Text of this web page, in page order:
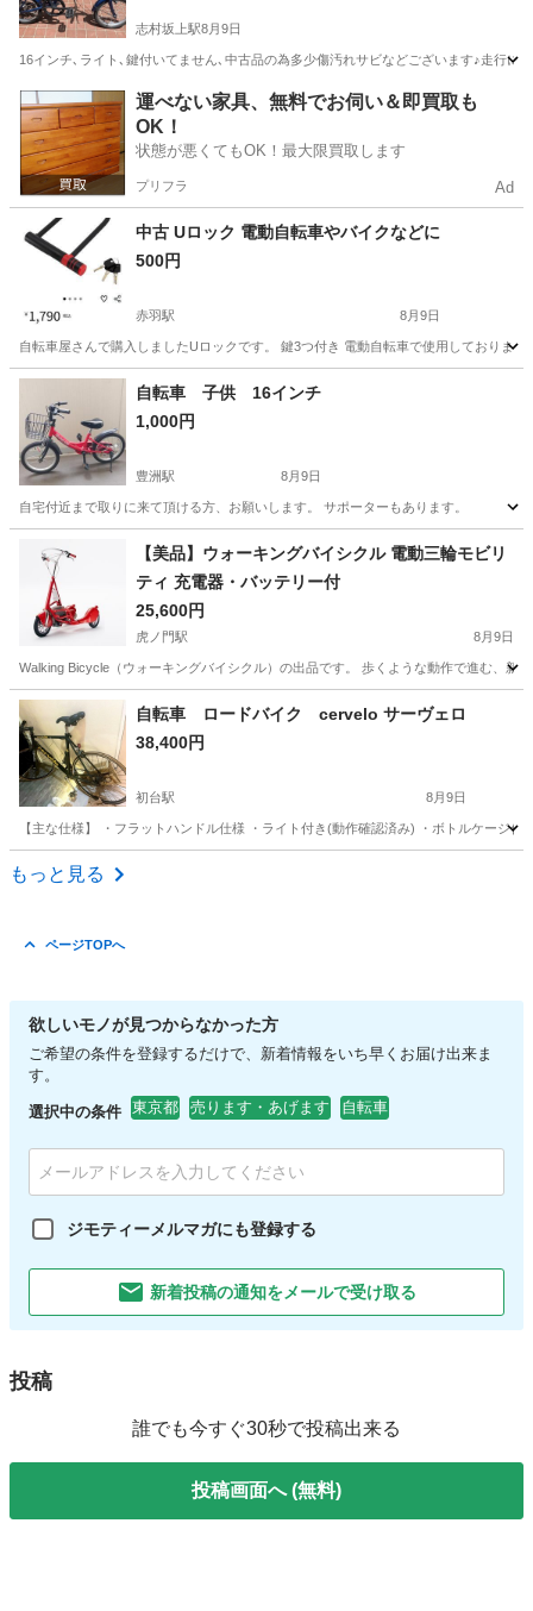
志村坂上駅8月9日
16インチ､ライト､鍵付いてません､中古品の為多少傷汚れサビなどございます♪走行
東京 板橋区 志村坂上駅 その他 電子マネー
運べない家具、無料でお伺い＆即買取も
OK！
状態が悪くてもOK！最大限買取します
プリフラ Ad
中古 Uロック 電動自転車やバイクなどに
500円
赤羽駅 8月9日
自転車屋さんで購入しましたUロックです。 鍵3つ付き 電動自転車で使用しておりま
東京 北区 赤羽駅 その他
自転車 子供 16インチ
1,000円
豊洲駅 8月9日
自宅付近まで取りに来て頂ける方、お願いします。 サポーターもあります。
豊洲駅
【美品】ウォーキングバイシクル 電動三輪モビリ
ティ 充電器・バッテリー付
25,600円
虎ノ門駅 8月9日
Walking Bicycle（ウォーキングバイシクル）の出品です。 歩くような動作で進む、
東京 港区 虎ノ門駅 電動アシスト自転車 電動
自転車 ロードバイク cervelo サーヴェロ
38,400円
初台駅 8月9日
【主な仕様】 ・フラットハンドル仕様 ・ライト付き(動作確認済み) ・ボトルケージ
東京 渋谷区
もっと見る
ページTOPへ
欲しいモノが見つからなかった方
ご希望の条件を登録するだけで、新着情報をいち早くお届け出来ま
す。
選択中の条件 東京都 売ります・あげます 自転車
ジモティーメルマガにも登録する
新着投稿の通知をメールで受け取る
投稿
誰でも今すぐ30秒で投稿出来る
投稿画面へ (無料)